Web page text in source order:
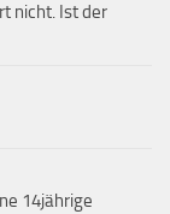
nicht. Ist der
14jährige